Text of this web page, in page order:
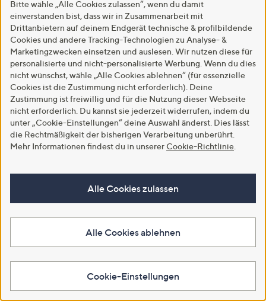
langer 1/2-Arm
Rundhalsausschnitt bedruckte
weite Ärmel figurumspielend
€ 69,99
5.0
von
5
(3)3
Bewertungen
Weitere Farben verfügbar
In den Warenkorb
STEFFEN SCHRAUT Shirt, 1/2-
Arm Rundhalsausschnitt
Glitzerdetails figurumspielend
€ 39,99
-33% € 59,99
5.0
von
5
1
Bewertungen
Weitere Farben verfügbar
In den Warenkorb
5-Pocket knöchellang
SALE
langarm Rundhalsausschnitt
Bitte wähle „Alle Cookies zulassen“, wenn du damit
einverstanden bist, dass wir in Zusammenarbeit mit
Drittanbietern auf deinem Endgerät technische & profilbildende
Cookies und andere Tracking-Technologien zu Analyse- &
Marketingzwecken einsetzen und auslesen. Wir nutzen diese für
personalisierte und nicht-personalisierte Werbung. Wenn du dies
nicht wünschst, wähle „Alle Cookies ablehnen“ (für essenzielle
Cookies ist die Zustimmung nicht erforderlich). Deine
Zustimmung ist freiwillig und für die Nutzung dieser Webseite
nicht erforderlich. Du kannst sie jederzeit widerrufen, indem du
unter „Cookie-Einstellungen“ deine Auswahl änderst. Dies lässt
die Rechtmäßigkeit der bisherigen Verarbeitung unberührt.
Mehr Informationen findest du in unserer Cookie-Richtlinie
Alle Cookies zulassen
Alle Cookies ablehnen
Cookie-Einstellungen